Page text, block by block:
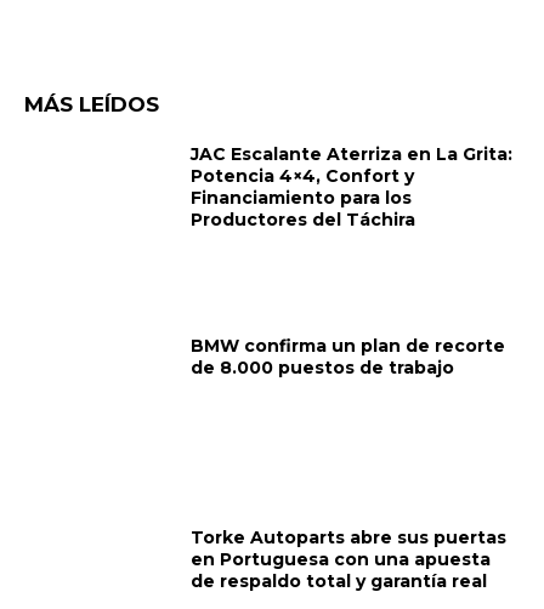
MÁS LEÍDOS
JAC Escalante Aterriza en La Grita:
Potencia 4×4, Confort y
Financiamiento para los
Productores del Táchira
BMW confirma un plan de recorte
de 8.000 puestos de trabajo
Torke Autoparts abre sus puertas
en Portuguesa con una apuesta
de respaldo total y garantía real